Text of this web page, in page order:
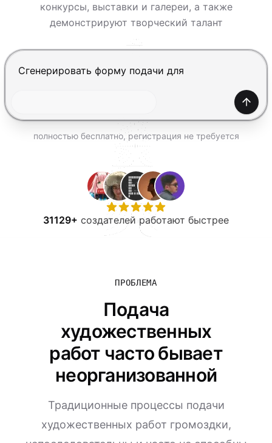
ПОПРОБОВАТЬ БЕСПЛАТНО
конкурсы, выставки и галереи, а также
демонстрируют творческий талант
Нажмите Enter, чтобы отправить, Shift+Enter —
полностью бесплатно, регистрация не требуется
31129+ создателей работают быстрее
ПРОБЛЕМА
Подача
художественных
работ часто бывает
неорганизованной
Традиционные процессы подачи
художественных работ громоздки,